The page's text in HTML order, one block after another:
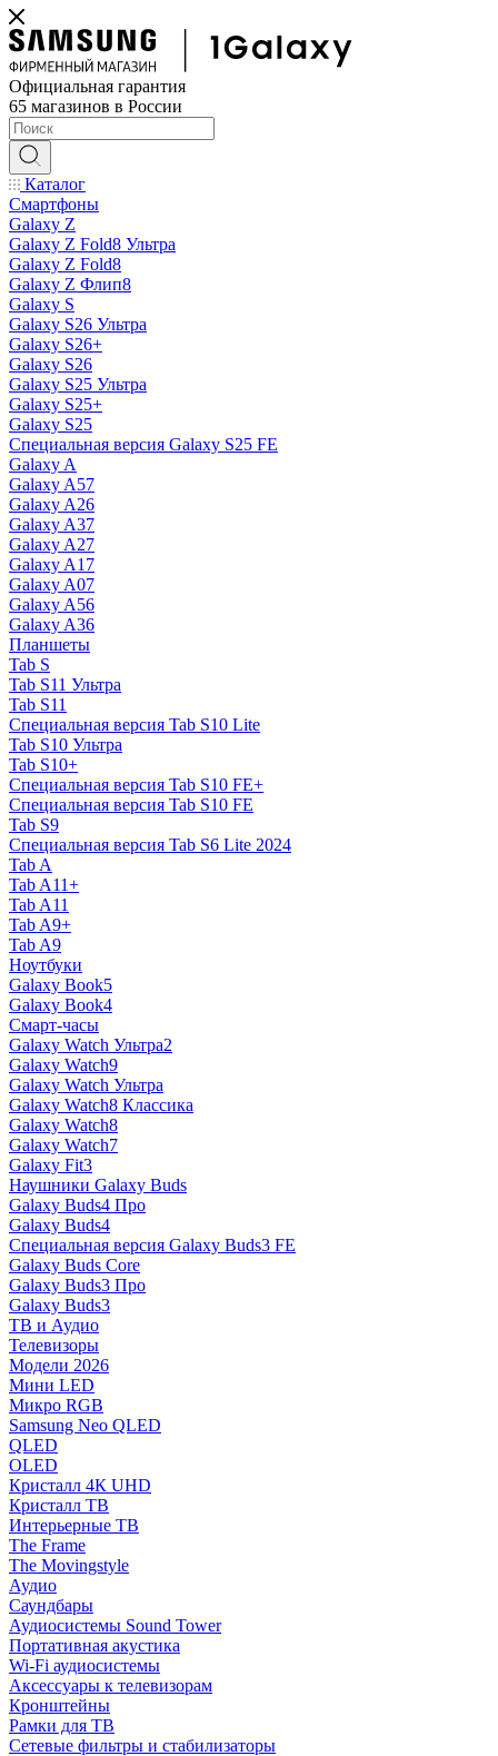
Официальная гарантия
65 магазинов в России
Каталог
Смартфоны
Galaxy Z
Galaxy Z Fold8 Ультра
Galaxy Z Fold8
Galaxy Z Флип8
Galaxy S
Galaxy S26 Ультра
Galaxy S26+
Galaxy S26
Galaxy S25 Ультра
Galaxy S25+
Galaxy S25
Специальная версия Galaxy S25 FE
Galaxy A
Galaxy A57
Galaxy A26
Galaxy A37
Galaxy A27
Galaxy A17
Galaxy A07
Galaxy A56
Galaxy A36
Планшеты
Tab S
Tab S11 Ультра
Tab S11
Специальная версия Tab S10 Lite
Tab S10 Ультра
Tab S10+
Специальная версия Tab S10 FE+
Специальная версия Tab S10 FE
Tab S9
Специальная версия Tab S6 Lite 2024
Tab A
Tab A11+
Tab A11
Tab A9+
Tab A9
Ноутбуки
Galaxy Book5
Galaxy Book4
Смарт-часы
Galaxy Watch Ультра2
Galaxy Watch9
Galaxy Watch Ультра
Galaxy Watch8 Классика
Galaxy Watch8
Galaxy Watch7
Galaxy Fit3
Наушники Galaxy Buds
Galaxy Buds4 Про
Galaxy Buds4
Специальная версия Galaxy Buds3 FE
Galaxy Buds Core
Galaxy Buds3 Про
Galaxy Buds3
ТВ и Аудио
Телевизоры
Модели 2026
Мини LED
Микро RGB
Samsung Neo QLED
QLED
OLED
Кристалл 4К UHD
Кристалл ТВ
Интерьерные ТВ
The Frame
The Movingstyle
Аудио
Саундбары
Аудиосистемы Sound Tower
Портативная акустика
Wi-Fi аудиосистемы
Аксессуары к телевизорам
Кронштейны
Рамки для ТВ
Сетевые фильтры и стабилизаторы